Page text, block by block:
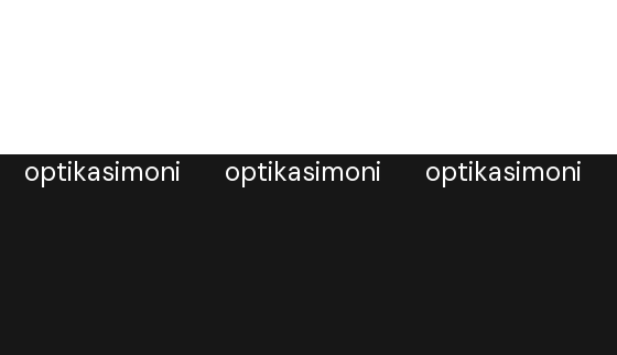
optikasimoni optikasimoni optikasimoni